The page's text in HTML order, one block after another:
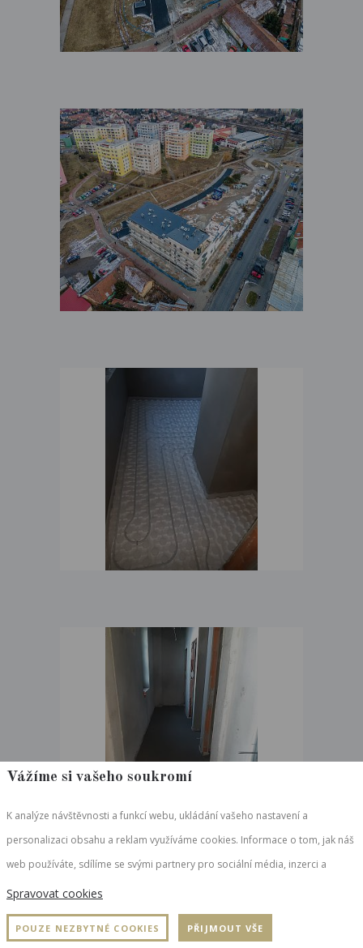
Vážíme si vašeho soukromí
K analýze návštěvnosti a funkcí webu, ukládání vašeho nastavení a
personalizaci obsahu a reklam využíváme cookies. Informace o tom, jak náš
web používáte, sdílíme se svými partnery pro sociální média, inzerci a
analýzy, kteří mohou být ze zemí mimo EU. Partneři tyto údaje mohou
zkombinovat s dalšími informacemi, které jste jim poskytli nebo které získali
v důsledku toho, že používáte jejich služby.Podrobné informace
Spravovat cookies
POUZE NEZBYTNÉ COOKIES PŘIJMOUT VŠE